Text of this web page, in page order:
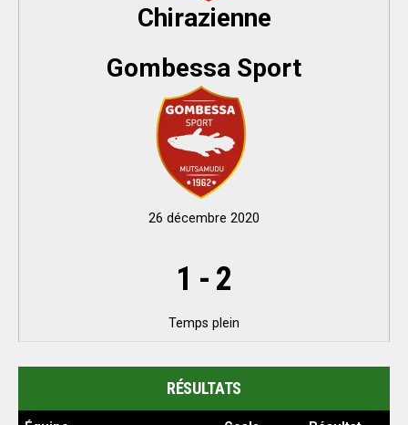
Chirazienne
Gombessa Sport
26 décembre 2020
1 - 2
Temps plein
RÉSULTATS